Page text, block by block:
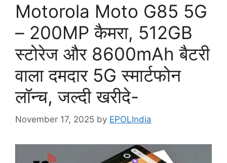
Motorola Moto G85 5G
– 200MP कैमरा, 512GB
स्टोरेज और 8600mAh बैटरी
वाला दमदार 5G स्मार्टफोन
लॉन्च, जल्दी खरीदे-
November 17, 2025 by EPOLIndia